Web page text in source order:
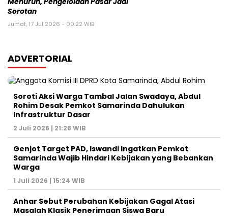
Sorotan
Jumat, 17 Jul 2026 - 00:22 WIB
ADVERTORIAL
Soroti Aksi Warga Tambal Jalan Swadaya, Abdul
Rohim Desak Pemkot Samarinda Dahulukan
Infrastruktur Dasar
2 Juli 2026 | 21:28 WIB
Genjot Target PAD, Iswandi Ingatkan Pemkot
Samarinda Wajib Hindari Kebijakan yang Bebankan
Warga
1 Juli 2026 | 15:24 WIB
Anhar Sebut Perubahan Kebijakan Gagal Atasi
Masalah Klasik Penerimaan Siswa Baru